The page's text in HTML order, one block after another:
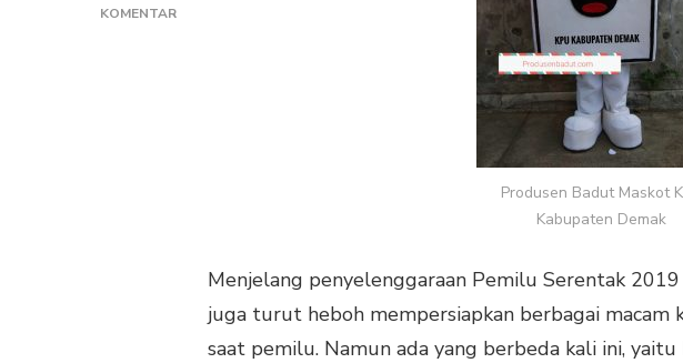
KOMENTARPADA
Produsen Badut Maskot
Kabupaten Demak
Menjelang penyelenggaraan Pemilu Serentak
juga turut heboh mempersiapkan berbagai macam
saat pemilu. Namun ada yang berbeda kali ini,